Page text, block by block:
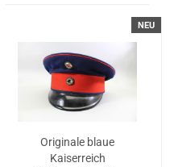
NEU
Originale blaue
Kaiserreich